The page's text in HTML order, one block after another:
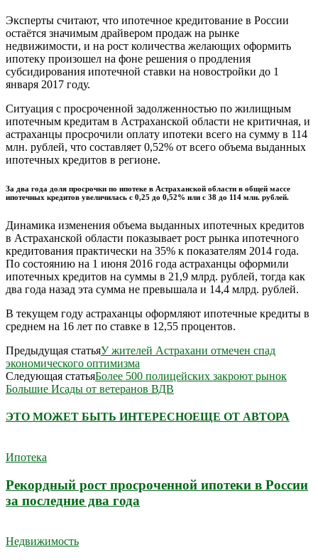
Эксперты считают, что ипотечное кредитование в России
остаётся значимым драйвером продаж на рынке
недвижимости, и на рост количества желающих оформить
ипотеку произошел на фоне решения о продления
субсидирования ипотечной ставки на новостройки до 1
января 2017 году.
Ситуация с просроченной задолженностью по жилищным
ипотечным кредитам в Астраханской области не критичная, и
астраханцы просрочили оплату ипотеки всего на сумму в 114
млн. рублей, что составляет 0,52% от всего объема выданных
ипотечных кредитов в регионе.
За два года доля просрочки по ипотеке в Астраханской области в общей массе
ипотечных кредитов увеличилась с 0,25 до 0,52% или с 38 до 114 млн. рублей.
Динамика изменения объема выданных ипотечных кредитов
в Астраханской области показывает рост рынка ипотечного
кредитования практически на 35% к показателям 2014 года.
По состоянию на 1 июня 2016 года астраханцы оформили
ипотечных кредитов на суммы в 21,9 млрд. рублей, тогда как
два года назад эта сумма не превышала и 14,4 млрд. рублей.
В текущем году астраханцы оформляют ипотечные кредиты в
среднем на 16 лет по ставке в 12,55 процентов.
Предыдущая статьяУ жителей Астрахани отмечен спад
экономического оптимизма
Следующая статьяБолее 500 полицейских закроют рынок
Большие Исады от ветеранов ВДВ
ЭТО МОЖЕТ БЫТЬ ИНТЕРЕСНОЕЩЕ ОТ АВТОРА
Ипотека
Рекордный рост просроченной ипотеки в России
за последние два года
Недвижимость